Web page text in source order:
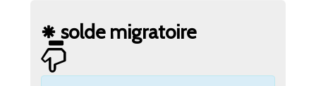
solde migratoire